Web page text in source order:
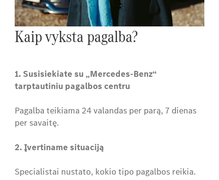
Kaip vyksta pagalba?
1. Susisiekiate su „Mercedes-Benz“
tarptautiniu pagalbos centru
Pagalba teikiama 24 valandas per parą, 7 dienas
per savaitę.
2. Įvertiname situaciją
Specialistai nustato, kokio tipo pagalbos reikia.